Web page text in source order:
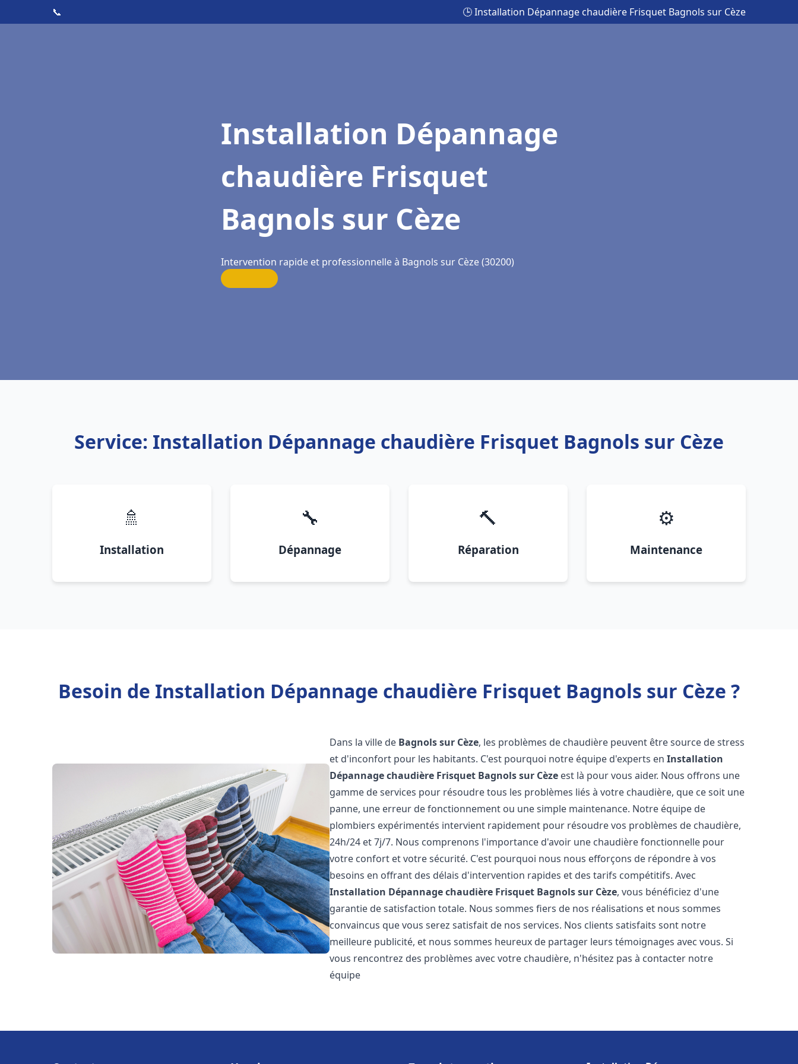
📞 🕒 Installation Dépannage chaudière Frisquet Bagnols sur Cèze
Installation Dépannage
chaudière Frisquet
Bagnols sur Cèze
Intervention rapide et professionnelle à Bagnols sur Cèze (30200)
Service: Installation Dépannage chaudière Frisquet Bagnols sur Cèze
🚿
Installation
🔧
Dépannage
🔨
Réparation
⚙️
Maintenance
Besoin de Installation Dépannage chaudière Frisquet Bagnols sur Cèze ?
Dans la ville de Bagnols sur Cèze, les problèmes de chaudière peuvent être source de stress
et d'inconfort pour les habitants. C'est pourquoi notre équipe d'experts enInstallation
Dépannage chaudière Frisquet Bagnols sur Cèze est là pour vous aider. Nous offrons une
gamme de services pour résoudre tous les problèmes liés à votre chaudière, que ce soit une
panne, une erreur de fonctionnement ou une simple maintenance. Notre équipe de
plombiers expérimentés intervient rapidement pour résoudre vos problèmes de chaudière,
24h/24 et 7j/7. Nous comprenons l'importance d'avoir une chaudière fonctionnelle pour
votre confort et votre sécurité. C'est pourquoi nous nous efforçons de répondre à vos
besoins en offrant des délais d'intervention rapides et des tarifs compétitifs. Avec
Installation Dépannage chaudière Frisquet Bagnols sur Cèze, vous bénéficiez d'une
garantie de satisfaction totale. Nous sommes fiers de nos réalisations et nous sommes
convaincus que vous serez satisfait de nos services. Nos clients satisfaits sont notre
meilleure publicité, et nous sommes heureux de partager leurs témoignages avec vous. Si
vous rencontrez des problèmes avec votre chaudière, n'hésitez pas à contacter notre
équipe